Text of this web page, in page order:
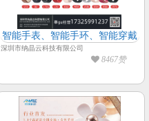
智能手表、智能手环、智能穿戴
深圳市纳晶云科技有限公司
8467赞